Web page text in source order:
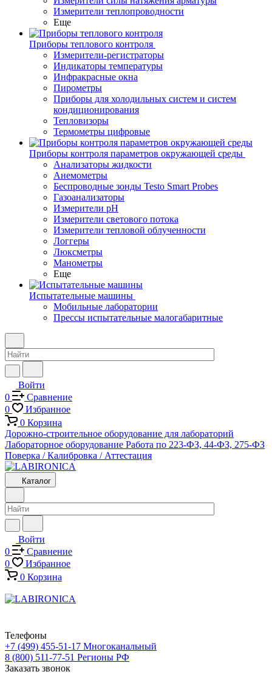
Измерители теплопроводности
Еще
Приборы теплового контроля
Измерители-регистраторы
Индикаторы температуры
Инфракрасные окна
Пирометры
Приборы для холодильных систем и систем
кондиционирования
Тепловизоры
Термометры цифровые
Приборы контроля параметров окружающей среды
Анализаторы жидкости
Анемометры
Беспроводные зонды Testo Smart Probes
Газоанализаторы
Измерители pH
Измерители светового потока
Измерители тепловой облученности
Логгеры
Люксметры
Манометры
Еще
Испытательные машины
Мобильные лаборатории
Прессы испытательные малогабаритные
Войти
0
Сравнение
0
Избранное
0 Корзина
Дорожно-строительное оборудование для лабораторий
Лабораторное оборудование Работа по 223-ФЗ, 44-ФЗ, 275-ФЗ
Поверка / Калибровка / Аттестация
Каталог
Войти
0
Сравнение
0
Избранное
0 Корзина
Телефоны
+7 (499) 455-51-17 Многоканальный
8 (800) 511-77-51 Регионы РФ
Заказать звонок